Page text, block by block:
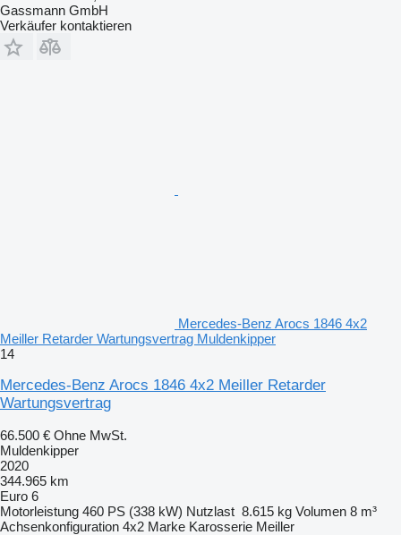
Gassmann GmbH
Verkäufer kontaktieren
Mercedes-Benz Arocs 1846 4x2
Meiller Retarder Wartungsvertrag Muldenkipper
14
Mercedes-Benz Arocs 1846 4x2 Meiller Retarder
Wartungsvertrag
66.500 € Ohne MwSt.
Muldenkipper
2020
344.965 km
Euro 6
Motorleistung 460 PS (338 kW) Nutzlast 8.615 kg Volumen 8 m³
Achsenkonfiguration 4x2 Marke Karosserie Meiller